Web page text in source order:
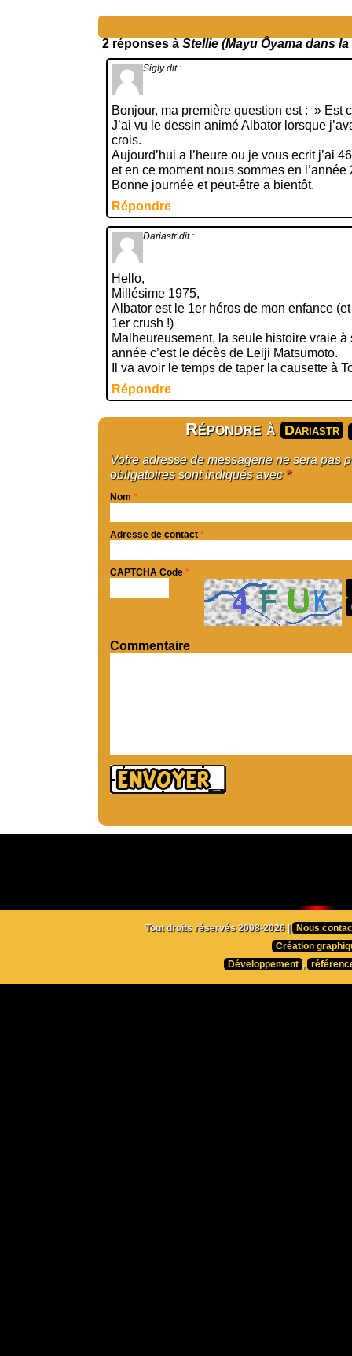
2 réponses à Stellie (Mayu Ôyama dans la
Sigly dit :
Bonjour, ma première question est : » Est
J’ai vu le dessin animé Albator lorsque
crois.
Aujourd’hui a l’heure ou je vous ecrit j’ai
et en ce moment nous sommes en
Bonne journée et peut-être a bientôt.
Répondre
Dariastr dit :
Hello,
Millésime 1975,
Albator est le 1er héros de mon enfance
1er crush !)
Malheureusement, la seule histoire vraie à
année c’est le décès de Leiji Matsumoto.
Il va avoir le temps de taper la causette à
Répondre
Répondre à Dariastr
Votre adresse de messagerie ne sera pas
obligatoires sont indiqués avec *
Nom *
Adresse de contact *
CAPTCHA Code *
Commentaire
Tout droits réservés 2008-2026 |
Nous
Création
Développement ,